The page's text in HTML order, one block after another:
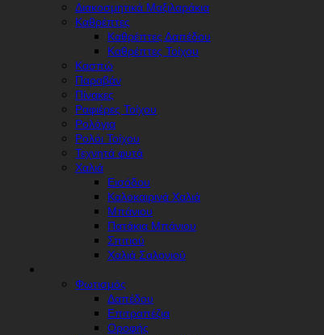
Διακοσμητικά Μαξιλαράκια
Καθρέπτες
Καθρέπτες Δαπέδου
Καθρέπτες Τοίχου
Κασπώ
Παραβάν
Πίνακες
Ραφιέρες Τοίχου
Ρολόγια
Ρολόι Τοίχου
Τεχνητά φυτά
Χαλιά
Εισόδου
Καλοκαιρινά Χαλιά
Μπάνιου
Πατάκια Μπάνιου
Σπιτιού
Χαλιά Σαλονιού
Φωτισμός
Δαπέδου
Επιτραπέζια
Οροφής